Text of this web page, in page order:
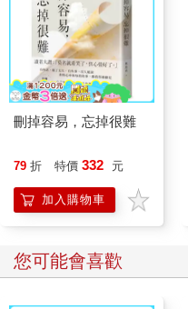
刪掉容易，忘掉很難
79 折 特價 332 元
加入購物車
您可能會喜歡